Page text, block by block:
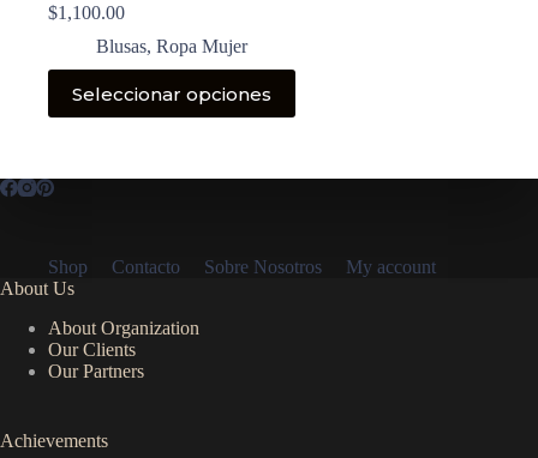
$1,100.00
Blusas, Ropa Mujer
Seleccionar opciones
producto
tiene
Las
elegir
en
la
página
de
producto
Shop Contacto Sobre Nosotros
My account
About Us
About Organization
Our Clients
Our Partners
Achievements